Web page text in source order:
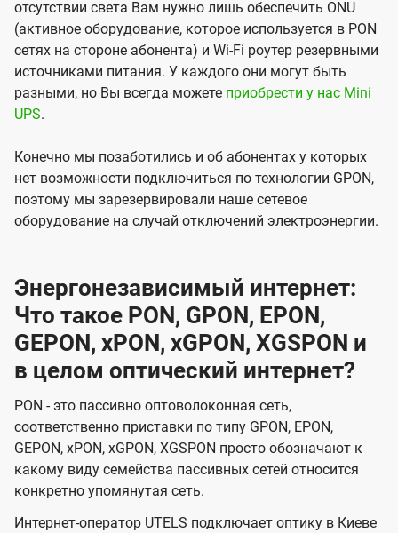
отсутствии света Вам нужно лишь обеспечить ONU
(активное оборудование, которое используется в PON
сетях на стороне абонента) и Wi-Fi роутер резервными
источниками питания. У каждого они могут быть
разными, но Вы всегда можете приобрести у нас Mini
UPS.
Конечно мы позаботились и об абонентах у которых
нет возможности подключиться по технологии GPON,
поэтому мы зарезервировали наше сетевое
оборудование на случай отключений электроэнергии.
Энергонезависимый интернет:
Что такое PON, GPON, EPON,
GEPON, xPON, xGPON, XGSPON и
в целом оптический интернет?
PON - это пассивно оптоволоконная сеть,
соответственно приставки по типу GPON, EPON,
GEPON, xPON, xGPON, XGSPON просто обозначают к
какому виду семейства пассивных сетей относится
конкретно упомянутая сеть.
Интернет-оператор UTELS подключает оптику в Киеве